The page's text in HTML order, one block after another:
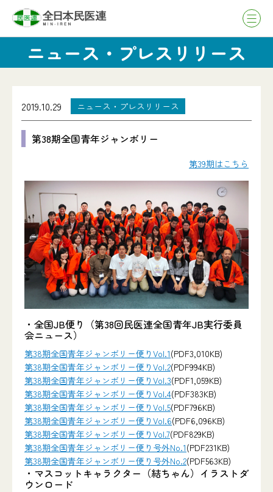
ニュース・プレスリリース
2019.10.29 ニュース・プレスリリース
第38期全国青年ジャンボリー
第39期はこちら
・全国JB便り（第38回民医連全国青年JB実行委員
会ニュース）
第38期全国青年ジャンボリー便りVol.1(PDF3,010KB)
第38期全国青年ジャンボリー便りVol.2(PDF994KB)
第38期全国青年ジャンボリー便りVol.3(PDF1,059KB)
第38期全国青年ジャンボリー便りVol.4(PDF383KB)
第38期全国青年ジャンボリー便りVol.5(PDF796KB)
第38期全国青年ジャンボリー便りVol.6(PDF6,096KB)
第38期全国青年ジャンボリー便りVol.7(PDF829KB)
第38期全国青年ジャンボリー便り号外No.1(PDF231KB)
第38期全国青年ジャンボリー便り号外No.2(PDF563KB)
・マスコットキャラクター（結ちゃん）イラストダ
ウンロード